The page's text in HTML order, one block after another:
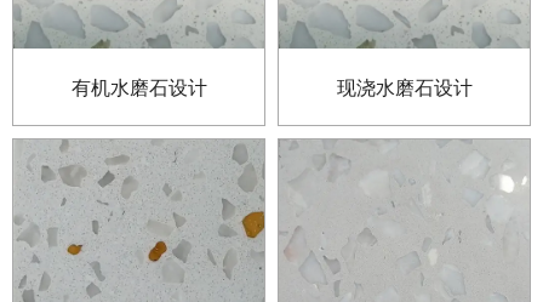
有机水磨石设计 现浇水磨石设计